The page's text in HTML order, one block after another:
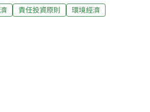
Investment）的正式推動。
責任投資原則 環境經濟